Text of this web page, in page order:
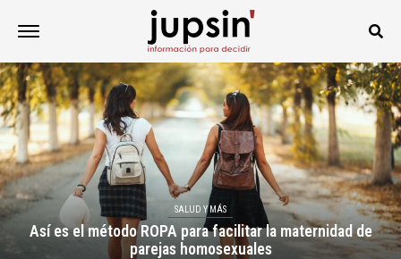
SALUD Y MÁS
Así es el método ROPA para facilitar la maternidad de
parejas homosexuales